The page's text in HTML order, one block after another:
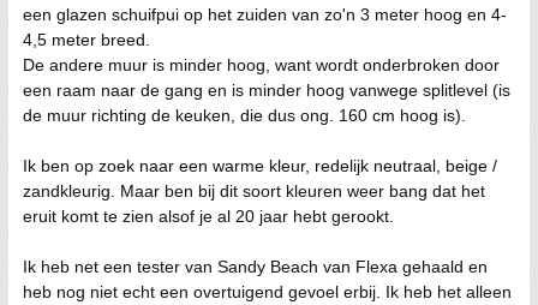
een glazen schuifpui op het zuiden van zo'n 3 meter hoog en 4-
4,5 meter breed.
De andere muur is minder hoog, want wordt onderbroken door
een raam naar de gang en is minder hoog vanwege splitlevel (is
de muur richting de keuken, die dus ong. 160 cm hoog is).
Ik ben op zoek naar een warme kleur, redelijk neutraal, beige /
zandkleurig. Maar ben bij dit soort kleuren weer bang dat het
eruit komt te zien alsof je al 20 jaar hebt gerookt.
Ik heb net een tester van Sandy Beach van Flexa gehaald en
heb nog niet echt een overtuigend gevoel erbij. Ik heb het alleen